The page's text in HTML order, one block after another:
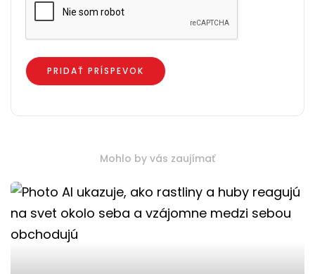
Mohlo by vás zaujímať